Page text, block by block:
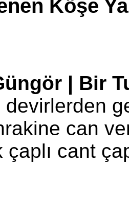
Köşe
| Bir
can
çaplı cant